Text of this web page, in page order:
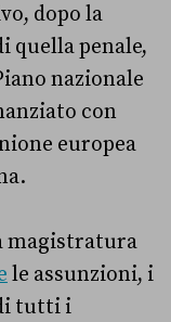
dopo la
quella penale,
nazionale
con
europea
magistratura
le assunzioni, i
tutti i